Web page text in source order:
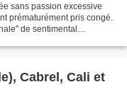
sans passion excessive
prématurément pris congé.
de sentimental
Cabrel, Cali et